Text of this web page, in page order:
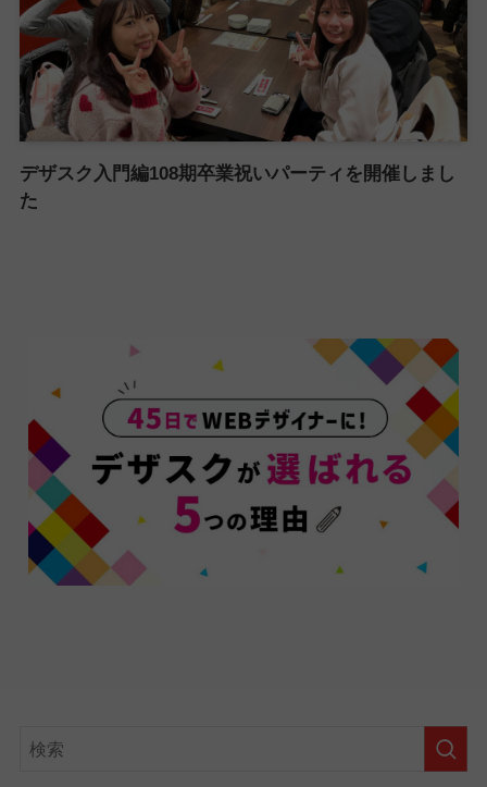
デザスク入門編108期卒業祝いパーティを開催しまし
た